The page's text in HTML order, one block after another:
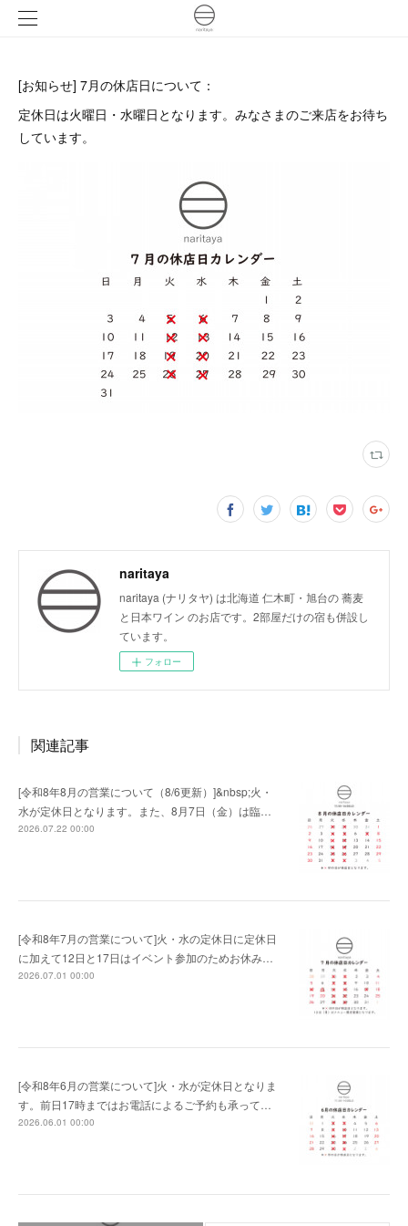
[お知らせ] 7月の休店日について：
定休日は火曜日・水曜日となります。みなさまのご来店をお待ち
しています。
naritaya
naritaya (ナリタヤ) は北海道 仁木町・旭台の 蕎麦
と日本ワイン のお店です。2部屋だけの宿も併設し
ています。
フォロー
関連記事
[令和8年8月の営業について（8/6更新）]&nbsp;火・
水が定休日となります。また、8月7日（金）は臨…
2026.07.22 00:00
[令和8年7月の営業について]火・水の定休日に定休日
に加えて12日と17日はイベント参加のためお休み…
2026.07.01 00:00
[令和8年6月の営業について]火・水が定休日となりま
す。前日17時まではお電話によるご予約も承って…
2026.06.01 00:00